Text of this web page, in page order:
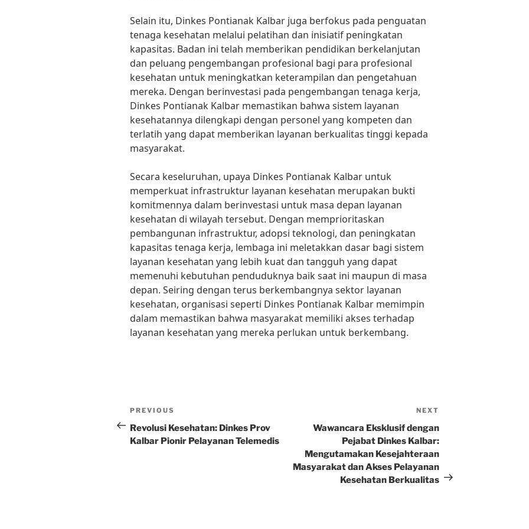
Selain itu, Dinkes Pontianak Kalbar juga berfokus pada penguatan
tenaga kesehatan melalui pelatihan dan inisiatif peningkatan
kapasitas. Badan ini telah memberikan pendidikan berkelanjutan
dan peluang pengembangan profesional bagi para profesional
kesehatan untuk meningkatkan keterampilan dan pengetahuan
mereka. Dengan berinvestasi pada pengembangan tenaga kerja,
Dinkes Pontianak Kalbar memastikan bahwa sistem layanan
kesehatannya dilengkapi dengan personel yang kompeten dan
terlatih yang dapat memberikan layanan berkualitas tinggi kepada
masyarakat.
Secara keseluruhan, upaya Dinkes Pontianak Kalbar untuk
memperkuat infrastruktur layanan kesehatan merupakan bukti
komitmennya dalam berinvestasi untuk masa depan layanan
kesehatan di wilayah tersebut. Dengan memprioritaskan
pembangunan infrastruktur, adopsi teknologi, dan peningkatan
kapasitas tenaga kerja, lembaga ini meletakkan dasar bagi sistem
layanan kesehatan yang lebih kuat dan tangguh yang dapat
memenuhi kebutuhan penduduknya baik saat ini maupun di masa
depan. Seiring dengan terus berkembangnya sektor layanan
kesehatan, organisasi seperti Dinkes Pontianak Kalbar memimpin
dalam memastikan bahwa masyarakat memiliki akses terhadap
layanan kesehatan yang mereka perlukan untuk berkembang.
Post
navigation
Previous
Post
PREVIOUS
Revolusi Kesehatan: Dinkes Prov
Kalbar Pionir Pelayanan Telemedis
Post
NEXT
Wawancara Eksklusif dengan
Pejabat Dinkes Kalbar:
Mengutamakan Kesejahteraan
Masyarakat dan Akses Pelayanan
Kesehatan Berkualitas